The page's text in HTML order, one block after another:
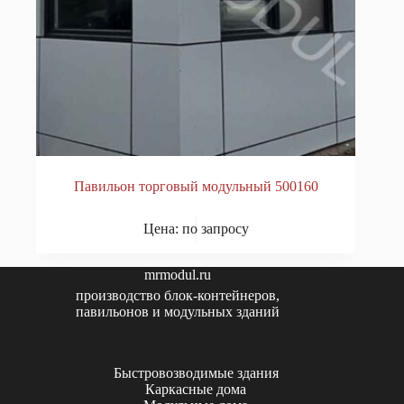
Павильон торговый модульный 500160
Цена: по запросу
mrmodul.ru
производство блок-контейнеров,
павильонов и модульных зданий
Быстровозводимые здания
Каркасные дома